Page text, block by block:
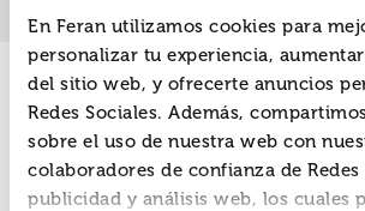
En Feran utilizamos cookies para
personalizar tu experiencia,
del sitio web, y ofrecerte anuncios
Redes Sociales. Además,
sobre el uso de nuestra web con
colaboradores de confianza de Redes
publicidad y análisis web, los cuales
Promociones